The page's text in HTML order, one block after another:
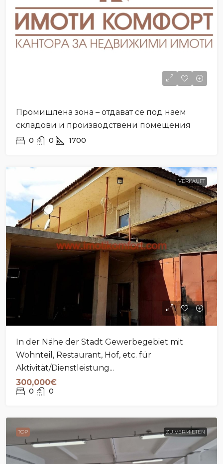
Промишлена зона – отдават се под наем
складови и производствени помещения
0 0 1700
VERKAUFT
In der Nähe der Stadt Gewerbegebiet mit
Wohnteil, Restaurant, Hof, etc. für
Aktivität/Dienstleistung...
300,000€
0 0
TOP ZU VERMIETEN